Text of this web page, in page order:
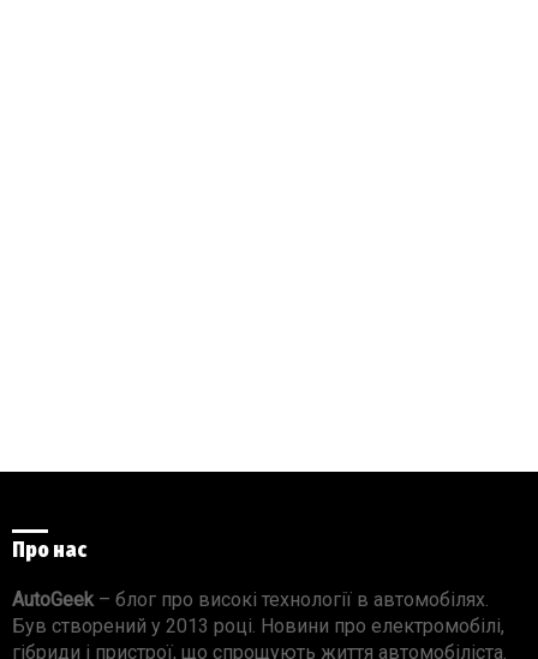
Про нас
AutoGeek– блог про високі технології в автомобілях.
Був створений у 2013 році. Новини про електромобілі,
гібриди і пристрої, що спрощують життя автомобіліста.